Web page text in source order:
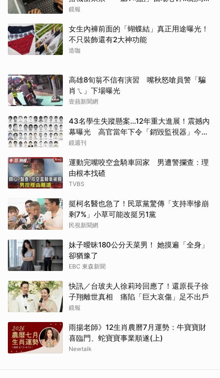
哭網
鏡報
女生內褲前面的「蝴蝶結」真正用途曝光！
不只裝飾還有2大神功能
造咖
高雄8旬翁不信有演習 嘴秋怒嗆員警「騙
肖ㄟ」下場曝光
壹蘋新聞網
43名學生失蹤懸案...12年重大進展！震撼內
幕曝光 高官當年下令「銷毀監視器」今遭
逮
鏡週刊
運動完嘴咬空盒騎車回家 男遭警攔查：理
由根本找碴
TVBS
挺柯名醫也急了！民眾黨驚傳「支持率慘崩
剩7%」小草可能改挺另1黨
民視新聞網
妹子曖昧180公分天菜男！ 她摸遍「全身」
卻猶豫了
EBC 東森新聞
快訊／台玻夫人徐莉玲回應了！還原長子徐
子翔離世真相 痛陷「巨大哀傷」足不出戶
鏡報
雨揚老師》12生肖農曆7月運勢：牛寶寶財
喜臨門、蛇寶寶事業順遂(上)
Newtalk